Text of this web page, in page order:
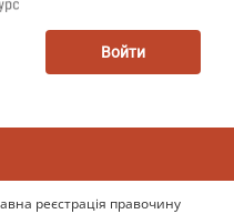
Войти
реєстрація правочину